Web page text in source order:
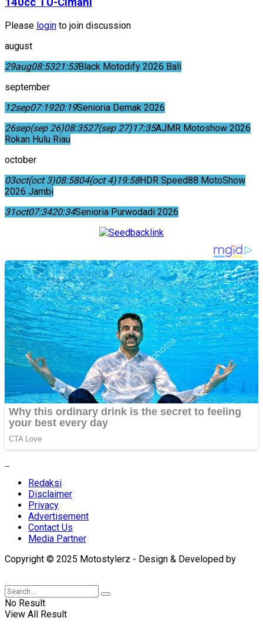
Please login to join discussion
august
29aug08:5321:53Black Motodify 2026 Bali
september
12sep07:1920:19Senioria Demak 2026
26sep(sep 26)08:3527(sep 27)17:35AJMR Motoshow 2026
Rokan Hulu Riau
october
03oct(oct 3)08:5804(oct 4)19:58HDR Speed88 MotoShow
2026 Jambi
31oct07:3420:34Senioria Purwodadi 2026
Redaksi
Disclaimer
Privacy
Advertisement
Contact Us
Media Partner
Copyright © 2025 Motostylerz - Design & Developed by
No Result
View All Result